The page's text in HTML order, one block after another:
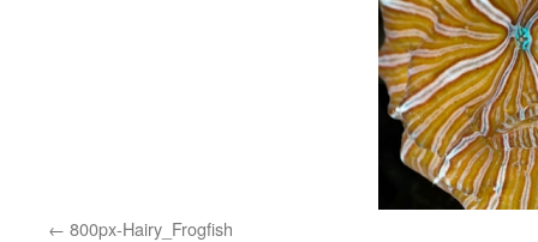
800px-Hairy_Frogfish